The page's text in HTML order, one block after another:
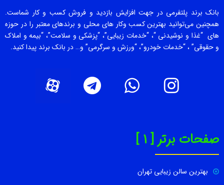
بانک برند پلتفرمی در جهت افزایش بازدید و فروش کسب و کار شماست.
همچنین می‌توانید بهترین کسب وکار های محلی و برندهای معتبر را در حوزه
های “غذا و نوشیدنی “، “خدمات زیبایی”، “پزشکی و سلامت”، “بیمه و املاک
و حقوقی” ، “خدمات خودرو”، “ورزش و سرگرمی” و… در بانک برند پیدا کنید.
صفحات برتر [ 1 ]
بهترین سالن زیبایی تهران